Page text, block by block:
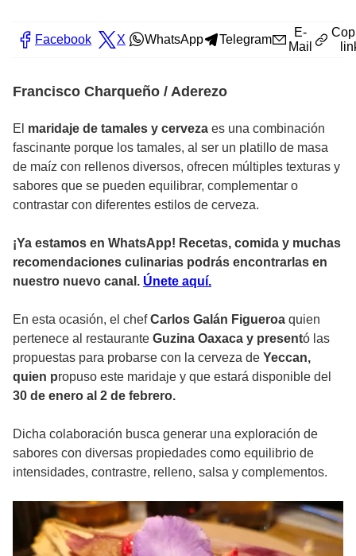
Facebook X WhatsApp Telegram
E-
Mail
Francisco Charqueño / Aderezo
El maridaje de tamales y cerveza es una combinación
fascinante porque los tamales, al ser un platillo de masa
de maíz con rellenos diversos, ofrecen múltiples texturas y
sabores que se pueden equilibrar, complementar o
contrastar con diferentes estilos de cerveza.
¡Ya estamos en WhatsApp! Recetas, comida y muchas
recomendaciones culinarias podrás encontrarlas en
nuestro nuevo canal. Únete aquí.
En esta ocasión, el chefCarlos Galán Figueroa quien
pertenece al restaurante Guzina Oaxaca y presentó las
propuestas para probarse con la cerveza de Yeccan,
quien propuso este maridaje y que estará disponible del
30 de enero al 2 de febrero.
Dicha colaboración busca generar una exploración de
sabores con diversas propiedades como equilibrio de
intensidades, contrastre, relleno, salsa y complementos.